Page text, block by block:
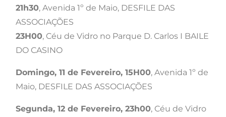
21h30, Avenida 1º de Maio, DESFILE DAS
ASSOCIAÇÕES
23H00, Céu de Vidro no Parque D. Carlos I BAILE
DO CASINO
Domingo, 11 de Fevereiro, 15H00, Avenida 1º de
Maio, DESFILE DAS ASSOCIAÇÕES
Segunda, 12 de Fevereiro, 23h00, Céu de Vidro